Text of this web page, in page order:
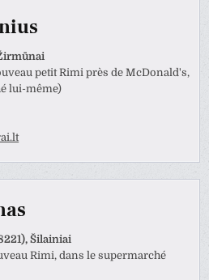
petit Rimi près de McDonald's,
lui-même)
Šilainiai
Rimi, dans le supermarché